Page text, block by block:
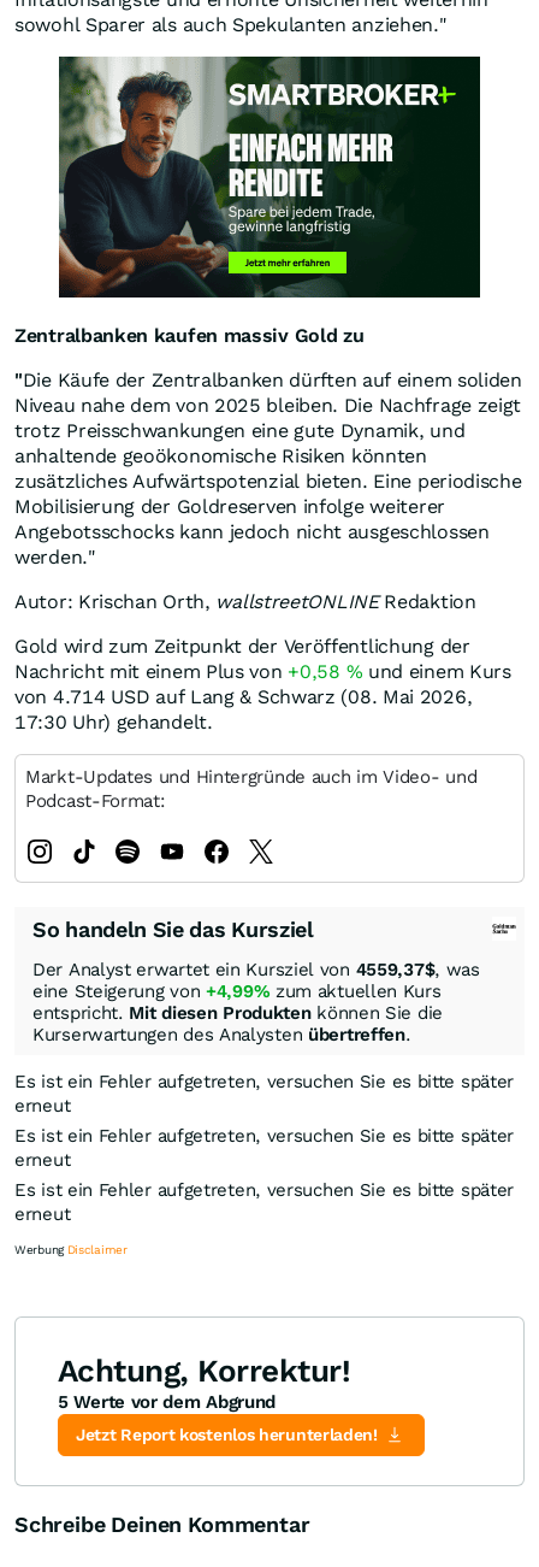
sowohl Sparer als auch Spekulanten anziehen."
Zentralbanken kaufen massiv Gold zu
"Die Käufe der Zentralbanken dürften auf einem soliden
Niveau nahe dem von 2025 bleiben. Die Nachfrage zeigt
trotz Preisschwankungen eine gute Dynamik, und
anhaltende geoökonomische Risiken könnten
zusätzliches Aufwärtspotenzial bieten. Eine periodische
Mobilisierung der Goldreserven infolge weiterer
Angebotsschocks kann jedoch nicht ausgeschlossen
werden."
Autor: Krischan Orth, wallstreetONLINERedaktion
Gold wird zum Zeitpunkt der Veröffentlichung der
Nachricht mit einem Plus von +0,58 % und einem Kurs
von 4.714 USD auf Lang & Schwarz (08. Mai 2026,
17:30 Uhr) gehandelt.
Markt-Updates und Hintergründe auch im Video- und
Podcast-Format:
So handeln Sie das Kursziel
Der Analyst erwartet ein Kursziel von 4559,37$, was
eine Steigerung von +4,99% zum aktuellen Kurs
entspricht. Mit diesen Produktenkönnen Sie die
Kurserwartungen des Analysten übertreffen.
Es ist ein Fehler aufgetreten, versuchen Sie es bitte später
erneut
Es ist ein Fehler aufgetreten, versuchen Sie es bitte später
erneut
Es ist ein Fehler aufgetreten, versuchen Sie es bitte später
erneut
Knock-Out-Suche
Optionsschein-Suche
Zertifikate-Suche
Werbung Disclaimer
Achtung, Korrektur!
5 Werte vor dem Abgrund
Jetzt Report kostenlos herunterladen!
Schreibe Deinen Kommentar